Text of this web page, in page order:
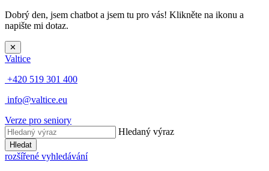
Dobrý den, jsem chatbot a jsem tu pro vás! Klikněte na ikonu a
napište mi dotaz.
✕
Valtice
+420 519 301 400
info@valtice.eu
Verze pro seniory
Hledaný výraz
Hledat
rozšířené vyhledávání